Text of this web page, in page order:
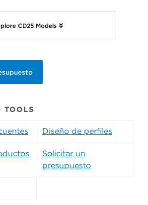
CD25 Models
TOOLS
Diseño de perfiles
Solicitar un
presupuesto